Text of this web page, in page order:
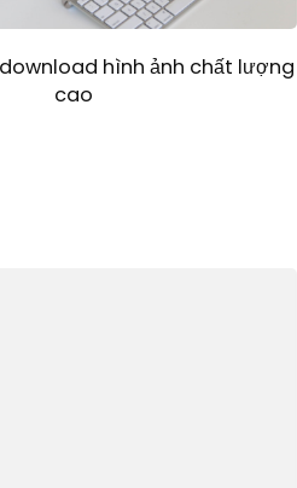
hình ảnh chất lượng
cao